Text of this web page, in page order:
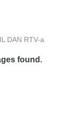
DAN RTV-a
found.